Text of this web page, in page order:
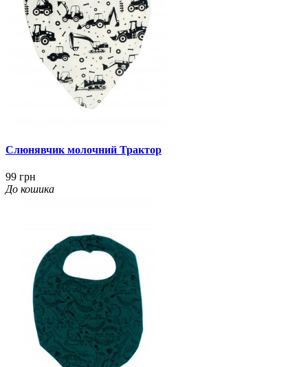
Слюнявчик молочний Трактор
99 грн
До кошика